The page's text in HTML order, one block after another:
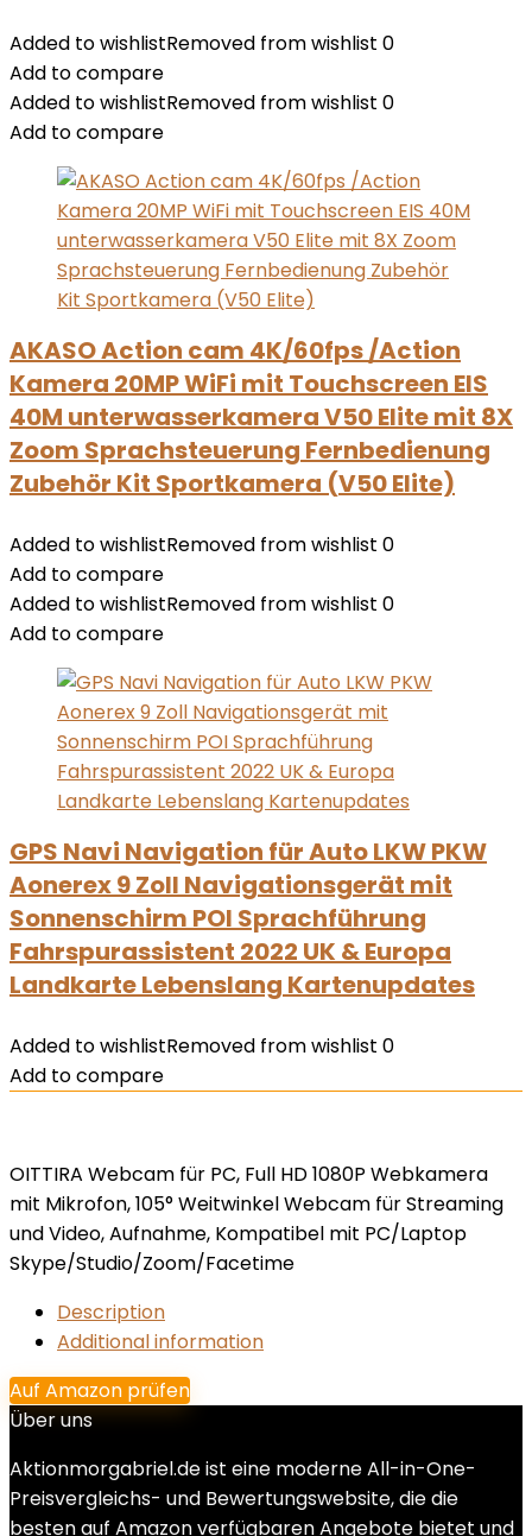
Added to wishlistRemoved from wishlist 0
Add to compare
Added to wishlistRemoved from wishlist 0
Add to compare
AKASO Action cam 4K/60fps /Action
Kamera 20MP WiFi mit Touchscreen EIS
40M unterwasserkamera V50 Elite mit 8X
Zoom Sprachsteuerung Fernbedienung
Zubehör Kit Sportkamera (V50 Elite)
Added to wishlistRemoved from wishlist 0
Add to compare
Added to wishlistRemoved from wishlist 0
Add to compare
GPS Navi Navigation für Auto LKW PKW
Aonerex 9 Zoll Navigationsgerät mit
Sonnenschirm POI Sprachführung
Fahrspurassistent 2022 UK & Europa
Landkarte Lebenslang Kartenupdates
Added to wishlistRemoved from wishlist 0
Add to compare
OITTIRA Webcam für PC, Full HD 1080P Webkamera
mit Mikrofon, 105° Weitwinkel Webcam für Streaming
und Video, Aufnahme, Kompatibel mit PC/Laptop
Skype/Studio/Zoom/Facetime
Description
Additional information
Auf Amazon prüfen
Über uns
Aktionmorgabriel.de ist eine moderne All-in-One-
Preisvergleichs- und Bewertungswebsite, die die
besten auf Amazon verfügbaren Angebote bietet und